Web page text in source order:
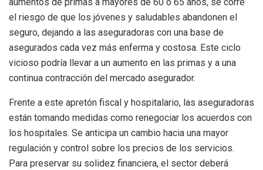
aumentos de primas a mayores de 60 o 65 años, se corre
el riesgo de que los jóvenes y saludables abandonen el
seguro, dejando a las aseguradoras con una base de
asegurados cada vez más enferma y costosa. Este ciclo
vicioso podría llevar a un aumento en las primas y a una
continua contracción del mercado asegurador.
Frente a este apretón fiscal y hospitalario, las aseguradoras
están tomando medidas como renegociar los acuerdos con
los hospitales. Se anticipa un cambio hacia una mayor
regulación y control sobre los precios de los servicios.
Para preservar su solidez financiera, el sector deberá